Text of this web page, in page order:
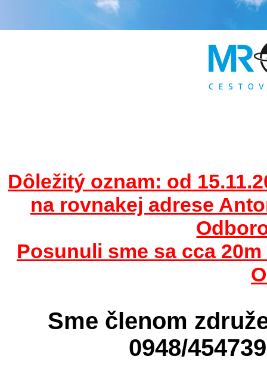
Dôležitý oznam: od
na rovnakej adrese
Posunuli sme sa cca
Sme členom
0948/